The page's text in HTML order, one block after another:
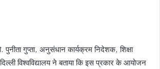
पुनीता गुप्ता, अनुसंधान कार्यक्रम निदेशक, शिक्षा
विश्वविद्यालय ने बताया कि इस प्रकार के आयोजन